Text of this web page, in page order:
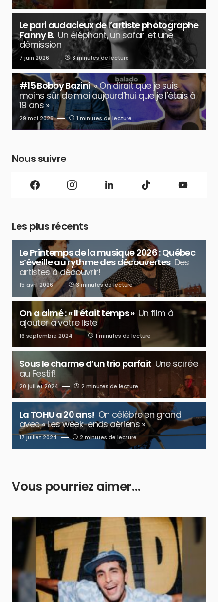
Le pari audacieux de l’artiste photographe
Fanny B. Un éléphant, un safari et une
démission
7 juin 2026 3 minutes de lecture
#15 Bobby Bazini « On dirait que je suis
moins sûr de moi aujourd’hui que je l’étais à
19 ans »
29 mai 2026 1 minutes de lecture
Nous suivre
Les plus récents
Le Printemps de la musique 2026 : Québec
s’éveille au rythme des découvertes Des
artistes à découvrir!
15 avril 2026 3 minutes de lecture
On a aimé : « Il était temps » Un film à
ajouter à votre liste
16 septembre 2024 1 minutes de lecture
Sous le charme d’un trio parfait Une soirée
au Festif!
20 juillet 2024 2 minutes de lecture
La TOHU a 20 ans! On célèbre en grand
avec « Les week-ends aériens »
17 juillet 2024 2 minutes de lecture
Vous pourriez aimer…